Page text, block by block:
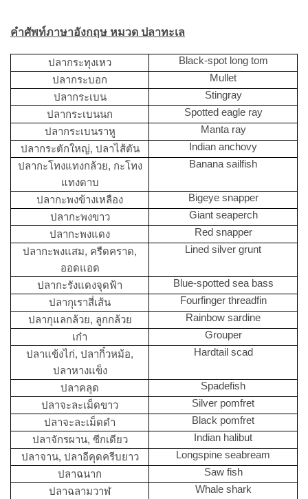
คำศัพท์ภาษาอังกฤษ หมวด ปลาทะเล
ปลากระทุงเหว
Black-spot long tom
ปลากระบอก
Mullet
ปลากระเบน
Stingray
ปลากระเบนนก
Spotted eagle ray
ปลากระเบนราหู
Manta ray
ปลากระตักใหญ่, ปลาไส้ตัน
Indian anchovy
ปลากะโทงแทงกล้วย, กะโทง
แทงดาบ
Banana sailfish
ปลากะพงข้างเหลือง
Bigeye snapper
ปลากะพงขาว
Giant seaperch
ปลากะพงแดง
Red snapper
ปลากะพงแสม, ครืดคราด,
ออดแอด
Lined silver grunt
ปลากะรังแดงจุดฟ้า
Blue-spotted sea bass
ปลากุเราสี่เส้น
Fourfinger threadfin
ปลากุแลกล้วย, ลูกกล้วย
Rainbow sardine
เก๋า
Grouper
ปลาแข้งไก่, ปลากิ๋วหม้อ,
ปลาหางแข็ง
Hardtail scad
ปลาคลุด
Spadefish
ปลาจะละเม็ดขาว
Silver pomfret
ปลาจะละเม็ดดำ
Black pomfret
ปลาจักรผาน, ซีกเดียว
Indian halibut
ปลาจาน, ปลาอีคุดครีบยาว
Longspine seabream
ปลาฉนาก
Saw fish
ปลาฉลามวาฬ
Whale shark